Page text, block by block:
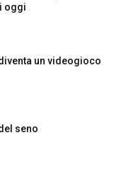
oggi
un videogioco
seno